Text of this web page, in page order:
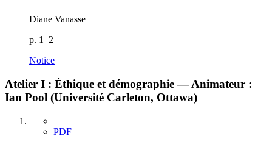
Diane Vanasse
p. 1–2
Notice
Atelier I : Éthique et démographie — Animateur :
Ian Pool (Université Carleton, Ottawa)
PDF